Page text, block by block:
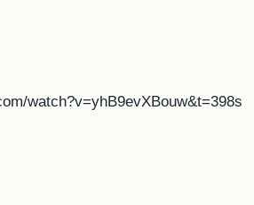
watch?v=yhB9evXBouw&t=398s